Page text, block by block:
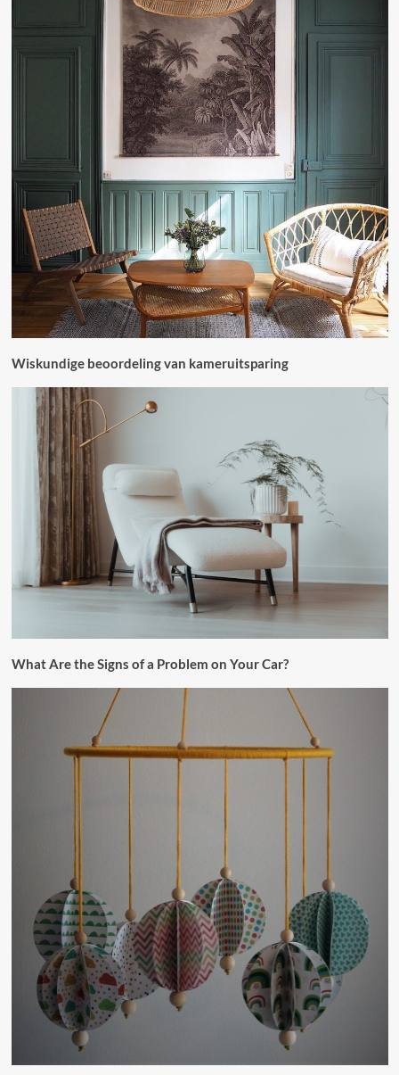
Wiskundige beoordeling van kameruitsparing
What Are the Signs of a Problem on Your Car?